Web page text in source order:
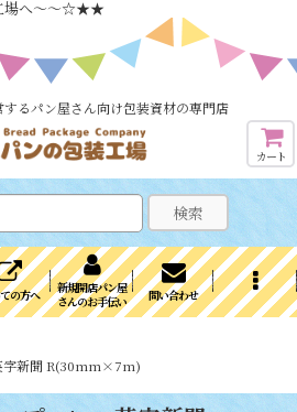
場へ～～☆★★
るパン屋さん向け包装資材の専門店
カート
検索
の方へ
新規開店パン屋
さんのお手伝い
問い合わせ
字新聞 R(30mm×7m)